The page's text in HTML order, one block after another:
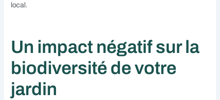
local.
Un impact négatif sur la
biodiversité de votre
jardin